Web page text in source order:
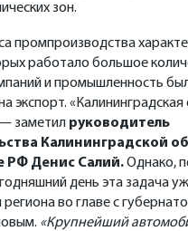
зон.
промпроизводства
работало большое
и промышленность
экспорт.
заметил руководитель
Калининградской
РФ Денис Салий.Однако,
день эта задача
во главе с
«Крупнейший